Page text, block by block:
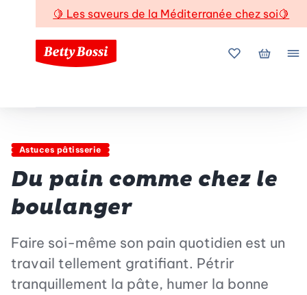
🍋 Les saveurs de la Méditerranée chez soi🍋
Mes favoris
Mon
Astuces pâtisserie
Du pain comme chez le
boulanger
Faire soi-même son pain quotidien est un
travail tellement gratifiant. Pétrir
tranquillement la pâte, humer la bonne